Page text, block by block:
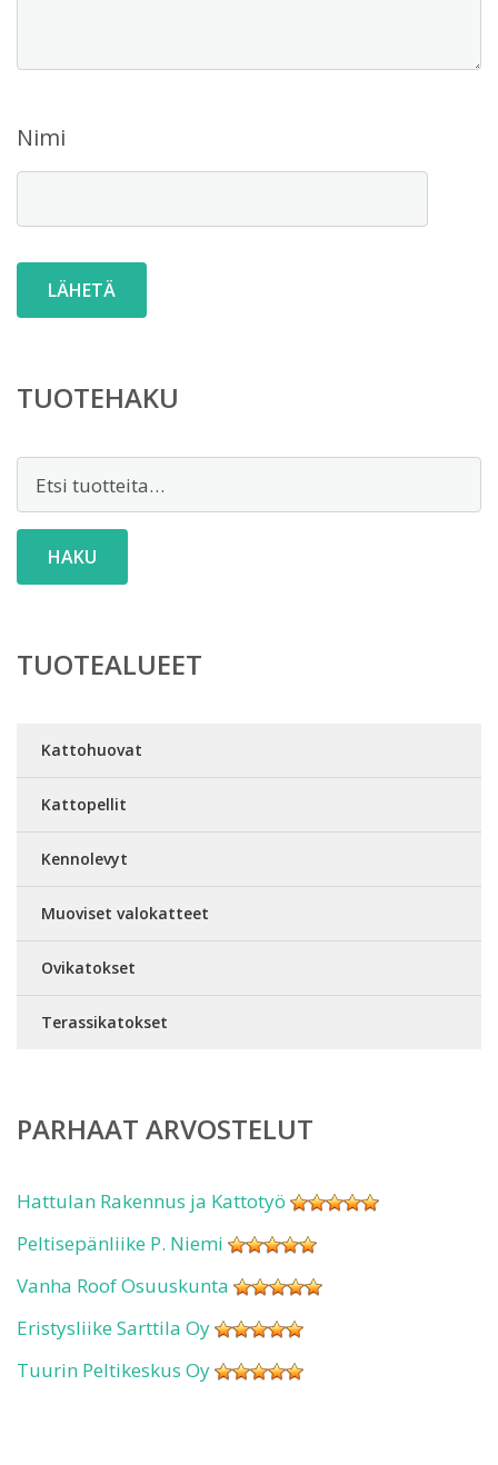
Nimi
TUOTEHAKU
HAKU
TUOTEALUEET
Kattohuovat
Kattopellit
Kennolevyt
Muoviset valokatteet
Ovikatokset
Terassikatokset
PARHAAT ARVOSTELUT
Hattulan Rakennus ja Kattotyö
Peltisepänliike P. Niemi
Vanha Roof Osuuskunta
Eristysliike Sarttila Oy
Tuurin Peltikeskus Oy